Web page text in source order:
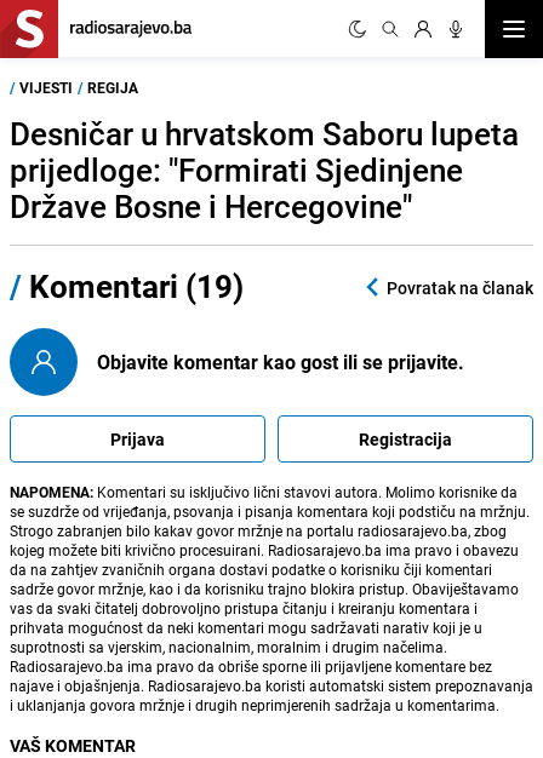
/ VIJESTI / REGIJA
Desničar u hrvatskom Saboru lupeta
prijedloge: "Formirati Sjedinjene
Države Bosne i Hercegovine"
/ Komentari (19) Povratak na članak
Objavite komentar kao gost ili se prijavite.
Prijava Registracija
NAPOMENA: Komentari su isključivo lični stavovi autora. Molimo korisnike da
se suzdrže od vrijeđanja, psovanja i pisanja komentara koji podstiču na mržnju.
Strogo zabranjen bilo kakav govor mržnje na portalu radiosarajevo.ba, zbog
kojeg možete biti krivično procesuirani. Radiosarajevo.ba ima pravo i obavezu
da na zahtjev zvaničnih organa dostavi podatke o korisniku čiji komentari
sadrže govor mržnje, kao i da korisniku trajno blokira pristup. Obaviještavamo
vas da svaki čitatelj dobrovoljno pristupa čitanju i kreiranju komentara i
prihvata mogućnost da neki komentari mogu sadržavati narativ koji je u
suprotnosti sa vjerskim, nacionalnim, moralnim i drugim načelima.
Radiosarajevo.ba ima pravo da obriše sporne ili prijavljene komentare bez
najave i objašnjenja. Radiosarajevo.ba koristi automatski sistem prepoznavanja
i uklanjanja govora mržnje i drugih neprimjerenih sadržaja u komentarima.
VAŠ KOMENTAR